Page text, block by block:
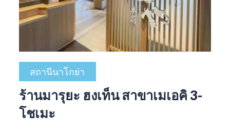
สถานีนาโกย่า
ร้านมารุยะ ฮงเท็น สาขาเมเอคิ 3-
โชเมะ